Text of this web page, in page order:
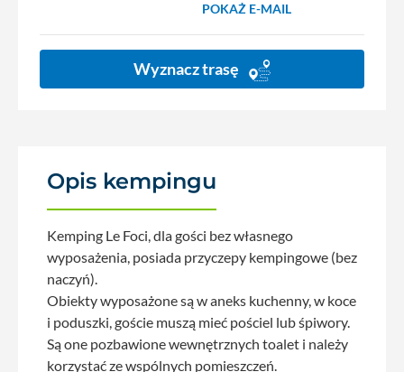
POKAŻ E-MAIL
Wyznacz trasę
Opis kempingu
Kemping Le Foci, dla gości bez własnego
wyposażenia, posiada przyczepy kempingowe (bez
naczyń).
Obiekty wyposażone są w aneks kuchenny, w koce
i poduszki, goście muszą mieć pościel lub śpiwory.
Są one pozbawione wewnętrznych toalet i należy
korzystać ze wspólnych pomieszczeń.